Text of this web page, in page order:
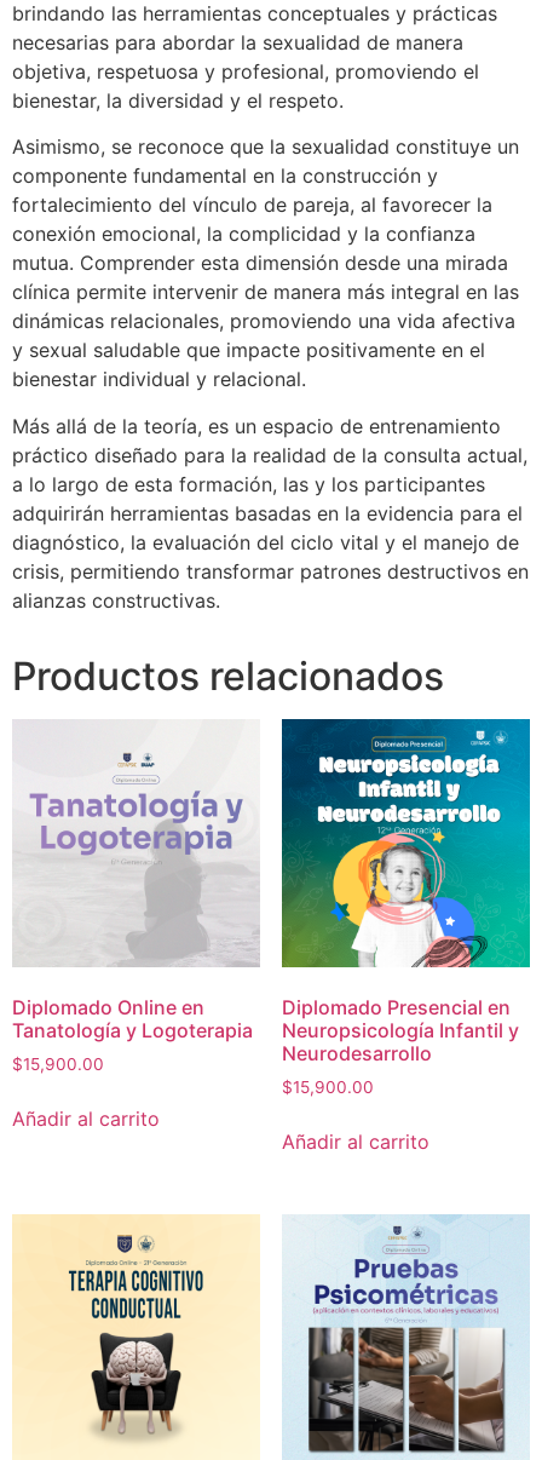
brindando las herramientas conceptuales y prácticas
necesarias para abordar la sexualidad de manera
objetiva, respetuosa y profesional, promoviendo el
bienestar, la diversidad y el respeto.
Asimismo, se reconoce que la sexualidad constituye un
componente fundamental en la construcción y
fortalecimiento del vínculo de pareja, al favorecer la
conexión emocional, la complicidad y la confianza
mutua. Comprender esta dimensión desde una mirada
clínica permite intervenir de manera más integral en las
dinámicas relacionales, promoviendo una vida afectiva
y sexual saludable que impacte positivamente en el
bienestar individual y relacional.
Más allá de la teoría, es un espacio de entrenamiento
práctico diseñado para la realidad de la consulta actual,
a lo largo de esta formación, las y los participantes
adquirirán herramientas basadas en la evidencia para el
diagnóstico, la evaluación del ciclo vital y el manejo de
crisis, permitiendo transformar patrones destructivos en
alianzas constructivas.
Productos relacionados
Diplomado Online en
Tanatología y Logoterapia
$15,900.00
Añadir al carrito
Diplomado Presencial en
Neuropsicología Infantil y
Neurodesarrollo
$15,900.00
Añadir al carrito